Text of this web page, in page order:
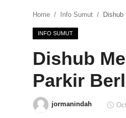
All Sports
Home Info Sumut
INFO SUMUT
Dishub
Parkir
jormanindah